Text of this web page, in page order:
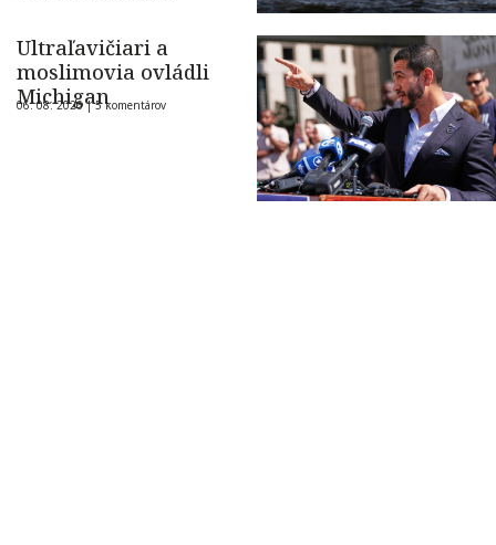
Ultraľavičiari a
moslimovia ovládli
Michigan
06. 08. 2026 |5 komentárov